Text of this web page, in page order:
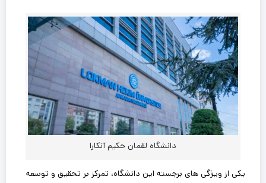
دانشگاه لقمان حکیم آنکارا
یکی از ویژگی‌ های برجسته این دانشگاه، تمرکز بر تحقیق و توسعه